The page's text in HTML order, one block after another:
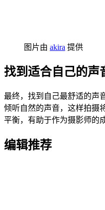
图片由 akira 提供
找到适合自己的声
最终，找到自己最舒适的声
倾听自然的声音，这样拍摄
平衡，有助于作为摄影师的
编辑推荐